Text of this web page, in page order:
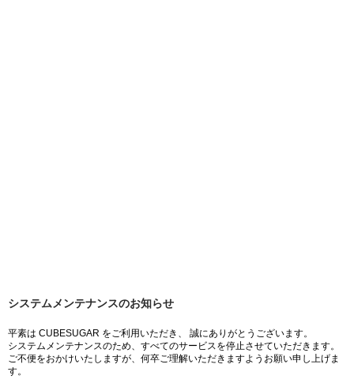
システムメンテナンスのお知らせ
平素は CUBESUGAR をご利用いただき、 誠にありがとうございます。
システムメンテナンスのため、すべてのサービスを停止させていただきます。
ご不便をおかけいたしますが、何卒ご理解いただきますようお願い申し上げま
す。